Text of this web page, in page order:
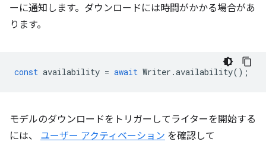
ーに通知します。ダウンロードには時間がかかる場合があ
ります。
const availability = await Writer .availability();
モデルのダウンロードをトリガーしてライターを開始する
には、 ユーザー アクティベーション を確認して